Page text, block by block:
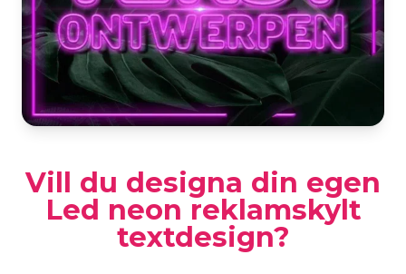
Vill du designa din egen
Led neon reklamskylt
textdesign?